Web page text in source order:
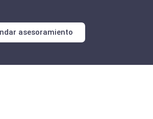
asesoramiento